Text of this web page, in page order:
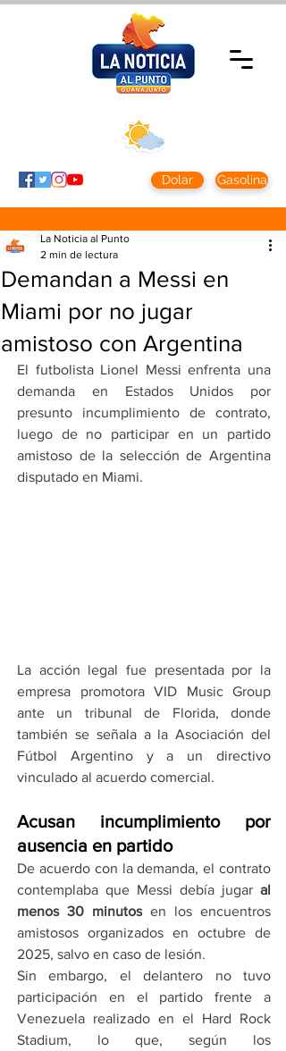
Dolar Gasolina
Demandan a Messi en
Miami por no jugar
amistoso con Argentina
La Noticia al Punto
2 min de lectura
El futbolista Lionel Messi enfrenta una
demanda en Estados Unidos por
presunto incumplimiento de contrato,
luego de no participar en un partido
amistoso de la selección de Argentina
disputado en Miami.
La acción legal fue presentada por la
empresa promotora VID Music Group
ante un tribunal de Florida, donde
también se señala a la Asociación del
Fútbol Argentino y a un directivo
vinculado al acuerdo comercial.
Acusan incumplimiento por
ausencia en partido
De acuerdo con la demanda, el contrato
contemplaba que Messi debía jugar al
menos 30 minutos en los encuentros
amistosos organizados en octubre de
2025, salvo en caso de lesión.
Sin embargo, el delantero no tuvo
participación en el partido frente a
Venezuela realizado en el Hard Rock
Stadium, lo que, según los